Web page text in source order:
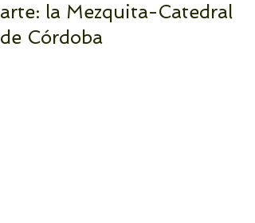
arte: la Mezquita-Catedral
de Córdoba